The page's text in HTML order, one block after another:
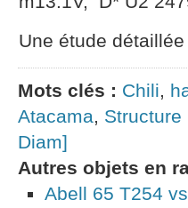
Une étude
Mots clés : Chili,
Atacama, Structure
Diam]
Autres objets en
Abell 65 T254